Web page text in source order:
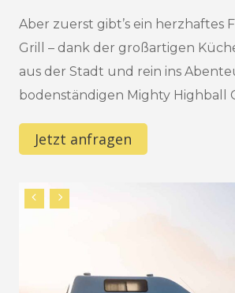
Aber zuerst gibt’s ein herzhaftes
Grill – dank der großartigen
aus der Stadt und rein ins
bodenständigen Mighty Highball
Jetzt anfragen